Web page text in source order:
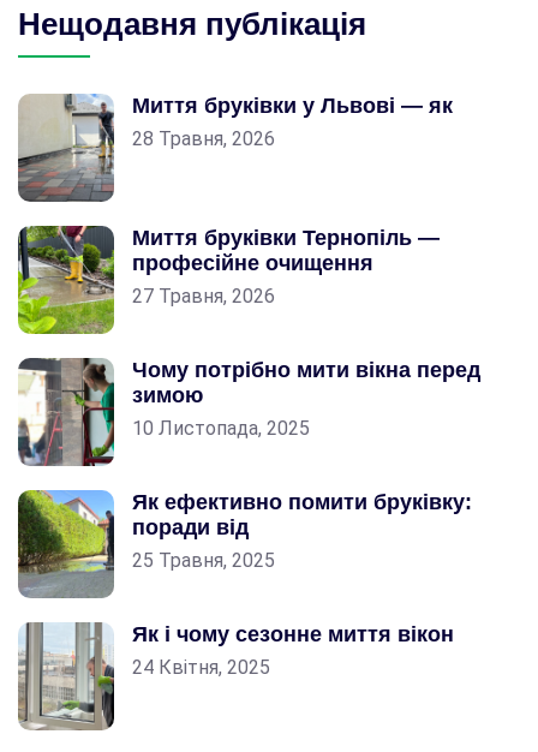
Нещодавня публікація
Миття бруківки у Львові — як
28 Травня, 2026
Миття бруківки Тернопіль —
професійне очищення
27 Травня, 2026
Чому потрібно мити вікна перед
зимою
10 Листопада, 2025
Як ефективно помити бруківку:
поради від
25 Травня, 2025
Як і чому сезонне миття вікон
24 Квітня, 2025